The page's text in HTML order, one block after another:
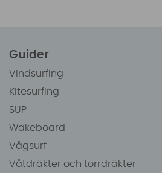
Guider
Vindsurfing
Kitesurfing
SUP
Wakeboard
Vågsurf
Våtdräkter och torrdräkter